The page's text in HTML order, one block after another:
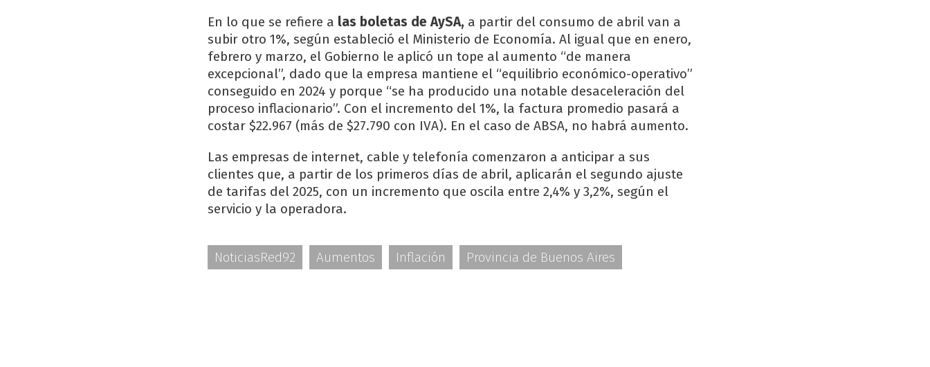
En lo que se refiere a las boletas de AySA, a partir del consumo de abril van a
subir otro 1%, según estableció el Ministerio de Economía. Al igual que en enero,
febrero y marzo, el Gobierno le aplicó un tope al aumento “de manera
excepcional”, dado que la empresa mantiene el “equilibrio económico-operativo”
conseguido en 2024 y porque “se ha producido una notable desaceleración del
proceso inflacionario”. Con el incremento del 1%, la factura promedio pasará a
costar $22.967 (más de $27.790 con IVA). En el caso de ABSA, no habrá aumento.
Las empresas de internet, cable y telefonía comenzaron a anticipar a sus
clientes que, a partir de los primeros días de abril, aplicarán el segundo ajuste
de tarifas del 2025, con un incremento que oscila entre 2,4% y 3,2%, según el
servicio y la operadora.
NoticiasRed92 Aumentos Inflación Provincia de Buenos Aires